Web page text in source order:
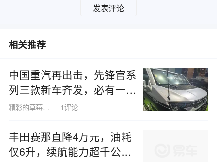
发表评论
相关推荐
中国重汽再出击，先锋官系
列三款新车齐发，必有一款
契合你的需求
精彩的草莓蝙蝠1499 1评论
丰田赛那直降4万元，油耗
仅6升，续航能力超千公